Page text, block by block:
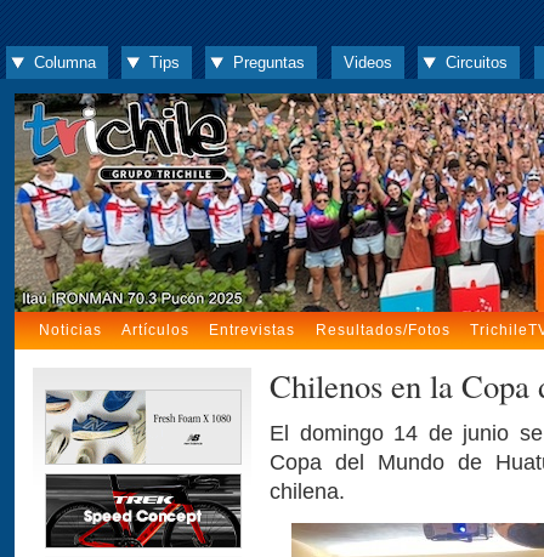
Columna Tips Preguntas Videos Circuitos
Noticias Artículos Entrevistas Resultados/Fotos
Chilenos en la
El domingo 14 de junio
Copa del Mundo de
chilena.